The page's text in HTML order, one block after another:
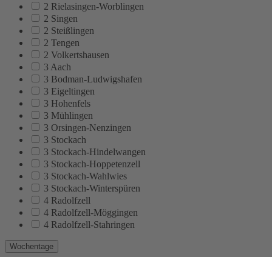
2 Rielasingen-Worblingen
2 Singen
2 Steißlingen
2 Tengen
2 Volkertshausen
3 Aach
3 Bodman-Ludwigshafen
3 Eigeltingen
3 Hohenfels
3 Mühlingen
3 Orsingen-Nenzingen
3 Stockach
3 Stockach-Hindelwangen
3 Stockach-Hoppetenzell
3 Stockach-Wahlwies
3 Stockach-Winterspüren
4 Radolfzell
4 Radolfzell-Möggingen
4 Radolfzell-Stahringen
Wochentage